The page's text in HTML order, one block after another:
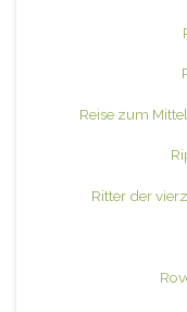
Reise zum
Ritter der